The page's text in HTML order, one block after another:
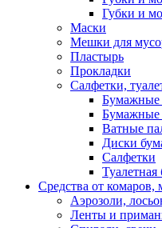
Губки и
Маски
Мешки для
Пластырь
Прокладки
Салфетки,
Бумажные
Бумажные
Ватные
Диски
Салфетки
Туалетная
Средства от
Аэрозоли,
Ленты и